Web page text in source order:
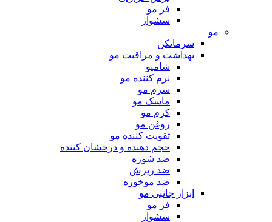
فر مو
سشوار
مو
سرمانکن
بهداشت و مراقبت مو
شامپو
نرم کننده مو
سرم مو
ماسک مو
کرم مو
روغن مو
تقویت کننده مو
حجم دهنده و درخشان کننده
ضد شوره
ضد ریزش
ضد موخوره
ابزار جانبی مو
فر مو
سشوار